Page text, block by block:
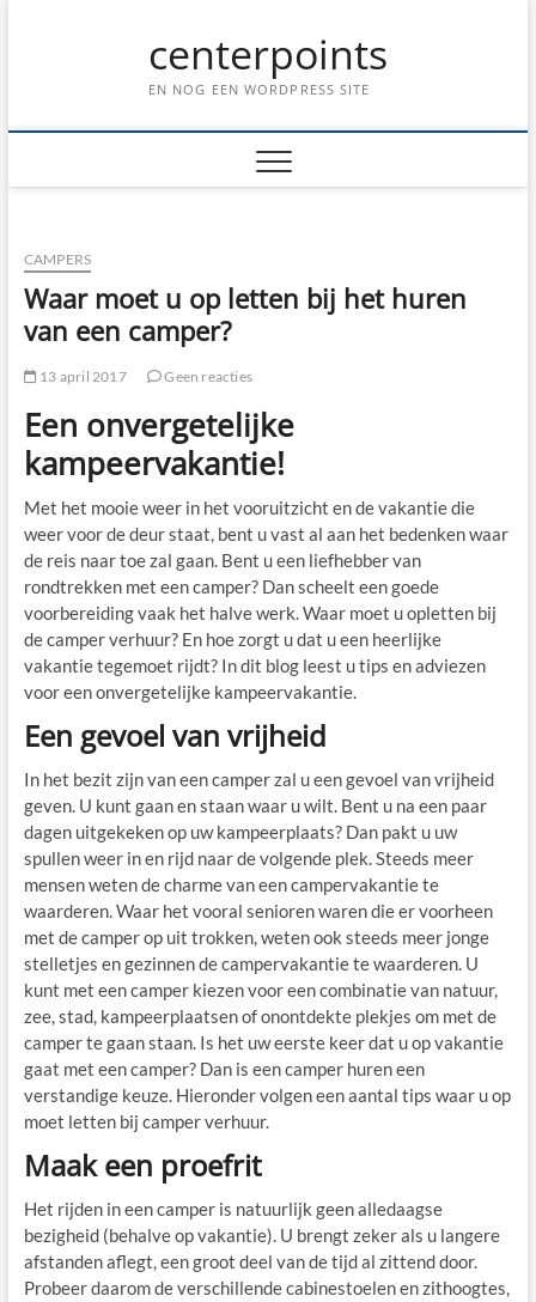
centerpoints
EN NOG EEN WORDPRESS SITE
CAMPERS
Waar moet u op letten bij het huren
van een camper?
13 april 2017 Geen reacties
Een onvergetelijke
kampeervakantie!
Met het mooie weer in het vooruitzicht en de vakantie die
weer voor de deur staat, bent u vast al aan het bedenken waar
de reis naar toe zal gaan. Bent u een liefhebber van
rondtrekken met een camper? Dan scheelt een goede
voorbereiding vaak het halve werk. Waar moet u opletten bij
de camper verhuur? En hoe zorgt u dat u een heerlijke
vakantie tegemoet rijdt? In dit blog leest u tips en adviezen
voor een onvergetelijke kampeervakantie.
Een gevoel van vrijheid
In het bezit zijn van een camper zal u een gevoel van vrijheid
geven. U kunt gaan en staan waar u wilt. Bent u na een paar
dagen uitgekeken op uw kampeerplaats? Dan pakt u uw
spullen weer in en rijd naar de volgende plek. Steeds meer
mensen weten de charme van een campervakantie te
waarderen. Waar het vooral senioren waren die er voorheen
met de camper op uit trokken, weten ook steeds meer jonge
stelletjes en gezinnen de campervakantie te waarderen. U
kunt met een camper kiezen voor een combinatie van natuur,
zee, stad, kampeerplaatsen of onontdekte plekjes om met de
camper te gaan staan. Is het uw eerste keer dat u op vakantie
gaat met een camper? Dan is een camper huren een
verstandige keuze. Hieronder volgen een aantal tips waar u op
moet letten bij camper verhuur.
Maak een proefrit
Het rijden in een camper is natuurlijk geen alledaagse
bezigheid (behalve op vakantie). U brengt zeker als u langere
afstanden aflegt, een groot deel van de tijd al zittend door.
Probeer daarom de verschillende cabinestoelen en zithoogtes,